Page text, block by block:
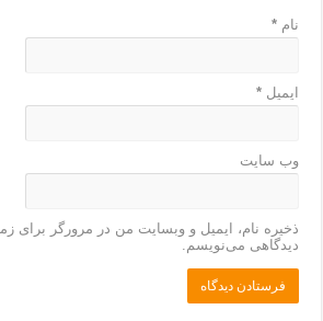
نام*
ایمیل*
وب‌ سایت
ذخیره نام، ایمیل و وبسایت من در مرورگر برای
دیدگاهی می‌نویسم.